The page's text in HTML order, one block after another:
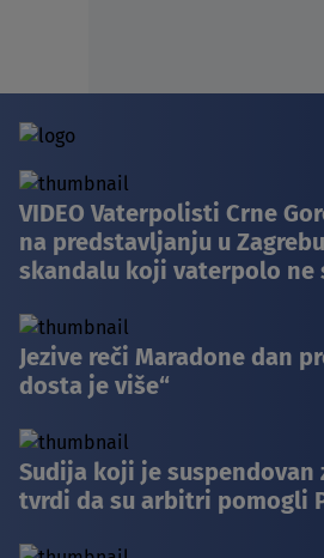
VIDEO Vaterpolisti Crne
na predstavljanju u
skandalu koji vaterpolo ne
Jezive reči Maradone dan
dosta je više“
Sudija koji je suspendovan
tvrdi da su arbitri pomogli